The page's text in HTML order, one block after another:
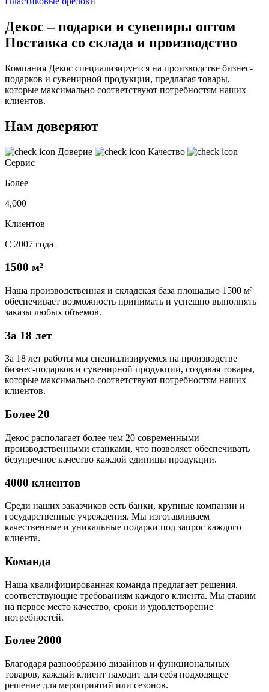
Декос – подарки и сувениры оптом
Поставка со склада и производство
Компания Декос специализируется на производстве бизнес-
подарков и сувенирной продукции, предлагая товары,
которые максимально соответствуют потребностям наших
клиентов.
Нам доверяют
Доверие
Качество
Сервис
Более
4,000
Клиентов
С 2007 года
1500 м²
Наша производственная и складская база площадью 1500 м²
обеспечивает возможность принимать и успешно выполнять
заказы любых объемов.
За 18 лет
За 18 лет работы мы специализируемся на производстве
бизнес-подарков и сувенирной продукции, создавая товары,
которые максимально соответствуют потребностям наших
клиентов.
Более 20
Декос располагает более чем 20 современными
производственными станками, что позволяет обеспечивать
безупречное качество каждой единицы продукции.
4000 клиентов
Среди наших заказчиков есть банки, крупные компании и
государственные учреждения. Мы изготавливаем
качественные и уникальные подарки под запрос каждого
клиента.
Команда
Наша квалифицированная команда предлагает решения,
соответствующие требованиям каждого клиента. Мы ставим
на первое место качество, сроки и удовлетворение
потребностей.
Более 2000
Благодаря разнообразию дизайнов и функциональных
товаров, каждый клиент находит для себя подходящее
решение для мероприятий или сезонов.